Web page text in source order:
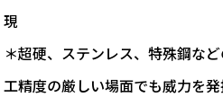
現
＊超硬、ステンレス、特殊鋼な
工精度の厳しい場面でも威力を